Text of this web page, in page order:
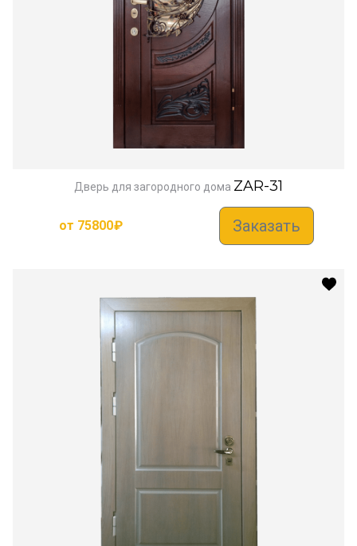
Дверь для загородного дома ZAR-31
от 75800₽ Заказать